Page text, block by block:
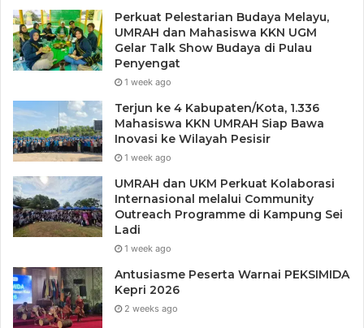
“Kita ingin peserta dapat mengobservasi bubu dan
bagaimana bubu sebagai bagian kebudayaan dan kearifan
lokal masyarakat, sangat kaya akan aktifitas dan konsep
matematis yang berpotensi untuk dijadikan konteks
pembelajaran maupun fenomena didaktis dalam
pembelajaran matematika”, ujar ketua PKM.
Sejumlah objek kebudayaan lainnya juga dikupas secara
singkat meliputi pembuatan tanjak, wau dari Lingga, tenun
melayu Kepaulauan Riau, dan permainan Canang dari
Pulau Tujuh yang merupakan proyek kolaborasi dosen dan
mahasiswa dengan basis riset pada mata kuliah berelasi.
“Kami sangat berterimakasih dengan tim PKM dari UMRAH
atas pelaksanaan kegiatan PKM dengan topik matematika
dalam kearfian lokal ini karena sangat relevan dengan
Perkuat Pelestarian Budaya Melayu,
UMRAH dan Mahasiswa KKN UGM
Gelar Talk Show Budaya di Pulau
Penyengat
1 week ago
Terjun ke 4 Kabupaten/Kota, 1.336
Mahasiswa KKN UMRAH Siap Bawa
Inovasi ke Wilayah Pesisir
1 week ago
UMRAH dan UKM Perkuat Kolaborasi
Internasional melalui Community
Outreach Programme di Kampung Sei
Ladi
1 week ago
Antusiasme Peserta Warnai PEKSIMIDA
Kepri 2026
2 weeks ago